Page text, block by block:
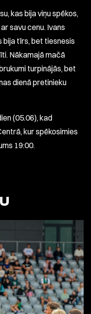
kas bija viņu spēkos,
savu cenu. Ivans
bija tīrs, bet tiesnesis
Nākamajā mačā
turpinājās, bet
dienā pretinieku
(05.06), kad
kur spēkosimies
19:00.